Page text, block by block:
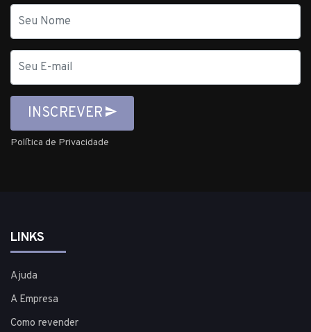
mail
INSCREVER
Política de Privacidade
LINKS
Ajuda
A Empresa
Como revender